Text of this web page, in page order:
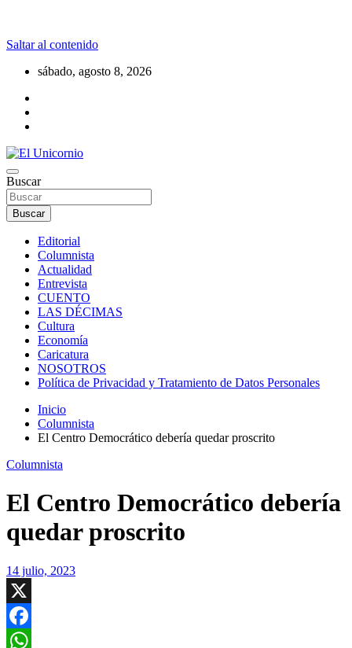
Saltar al contenido
sábado, agosto 8, 2026
El Unicornio
La realidad supera la fantasía
Buscar
Buscar
Editorial
Columnista
Actualidad
Entrevista
CUENTO
LAS DÉCIMAS
Cultura
Economía
Caricatura
NOSOTROS
Política de Privacidad y Tratamiento de Datos Personales
Inicio
Columnista
El Centro Democrático debería quedar proscrito
Columnista
El Centro Democrático debería
quedar proscrito
14 julio, 2023
X
Facebook